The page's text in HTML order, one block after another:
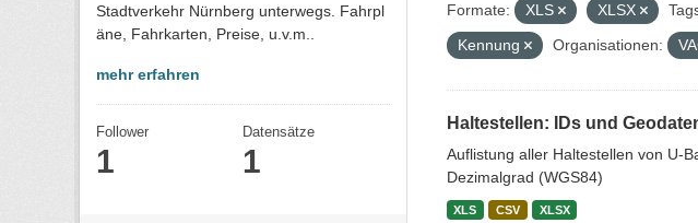
Stadtverkehr Nürnberg unterwegs. Fahrpl
äne, Fahrkarten, Preise, u.v.m..
mehr erfahren
Follower
1
Datensätze
1
Formate: XLS XLSX
Kennung
Organisationen:
Haltestellen: IDs und
Auflistung aller Haltestellen von U-
Dezimalgrad (WGS84)
XLS CSV XLSX